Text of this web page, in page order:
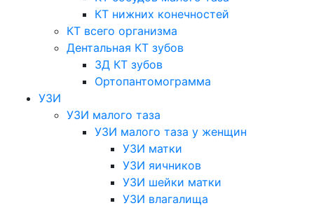
КТ нижних конечностей
КТ всего организма
Дентальная КТ зубов
3Д КТ зубов
Ортопантомограмма
УЗИ
УЗИ малого таза
УЗИ малого таза у женщин
УЗИ матки
УЗИ яичников
УЗИ шейки матки
УЗИ влагалища